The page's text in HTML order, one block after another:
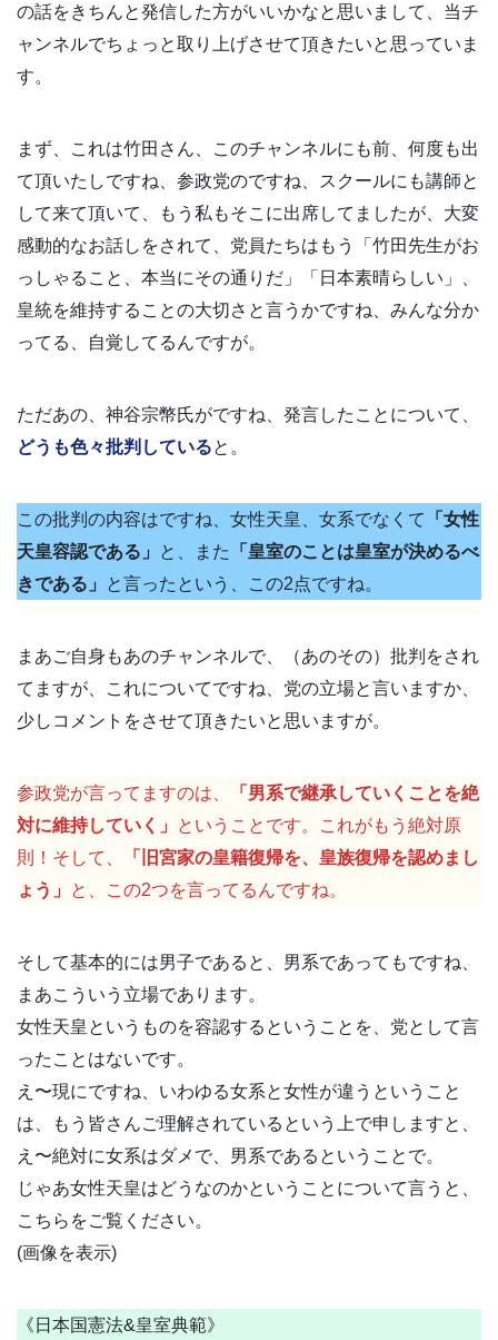
の話をきちんと発信した方がいいかなと思いまして、当チ
ャンネルでちょっと取り上げさせて頂きたいと思っていま
す。
まず、これは竹田さん、このチャンネルにも前、何度も出
て頂いたしですね、参政党のですね、スクールにも講師と
して来て頂いて、もう私もそこに出席してましたが、大変
感動的なお話しをされて、党員たちはもう「竹田先生がお
っしゃること、本当にその通りだ」「日本素晴らしい」、
皇統を維持することの大切さと言うかですね、みんな分か
ってる、自覚してるんですが。
ただあの、神谷宗幣氏がですね、発言したことについて、
どうも色々批判していると。
この批判の内容はですね、女性天皇、女系でなくて
「女性
天皇容認である」 と、また
「皇室のことは皇室が決めるべ
きである」 と言ったという、この2点ですね。
まあご自身もあのチャンネルで、（あのその）批判をされ
てますが、これについてですね、党の立場と言いますか、
少しコメントをさせて頂きたいと思いますが。
参政党が言ってますのは、
「男系で継承していくことを絶
対に維持していく」
ということです。これがもう絶対原
則！そして、
「旧宮家の皇籍復帰を、皇族復帰を認めまし
ょう」
と、この2つを言ってるんですね。
そして基本的には男子であると、男系であってもですね、
まあこういう立場であります。
女性天皇というものを容認するということを、党として言
ったことはないです。
え〜現にですね、いわゆる女系と女性が違うということ
は、もう皆さんご理解されているという上で申しますと、
え〜絶対に女系はダメで、男系であるということで。
じゃあ女性天皇はどうなのかということについて言うと、
こちらをご覧ください。
(画像を表示)
《日本国憲法&皇室典範》